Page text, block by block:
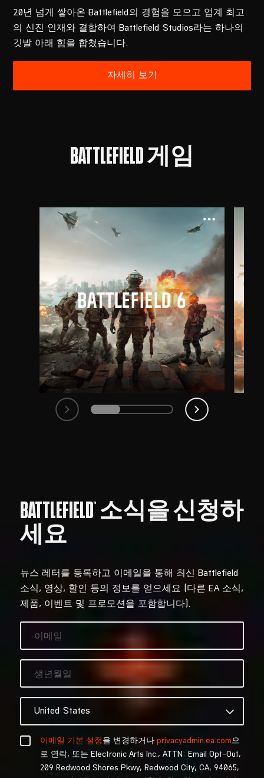
20년 넘게 쌓아온 Battlefield의 경험을 모으고 업계 최고
의 신진 인재와 결합하여 Battlefield Studios라는 하나의
깃발 아래 힘을 합쳤습니다.
BATTLEFIELD 게임
이메일 기본 설정 을 변경하거나 privacyadmin.ea.com으
로 연락, 또는 Electronic Arts Inc., ATTN: Email Opt-Out,
209 Redwood Shores Pkwy, Redwood City, CA, 94065,
뉴스 레터를 등록하고 이메일을 통해 최신 Battlefield
소식, 영상, 할인 등의 정보를 얻으세요 (다른 EA 소식,
제품, 이벤트 및 프로모션을 포함합니다).